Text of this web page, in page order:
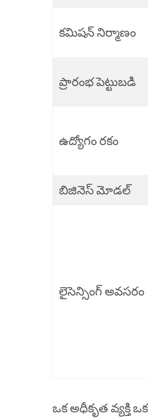
కమిషన్ నిర్మాణం
ప్రారంభ పెట్టుబడి
ఉద్యోగం రకం
బిజినెస్ మోడల్
లైసెన్సింగ్ అవసరం
ఒక అధీకృత